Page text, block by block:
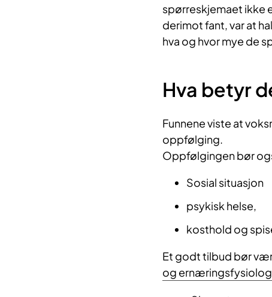
spørreskjemaet ikke
derimot fant, var at
hva og hvor mye de
Hva betyr
Funnene viste at
oppfølging.
Oppfølgingen bør
Sosial situasjon
psykisk helse,
kosthold og
Et godt tilbud bør
og